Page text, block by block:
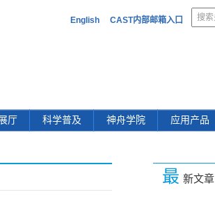
English CAST内部邮箱入口
厅 科学普及 神舟学院 应用产品
最 新文章